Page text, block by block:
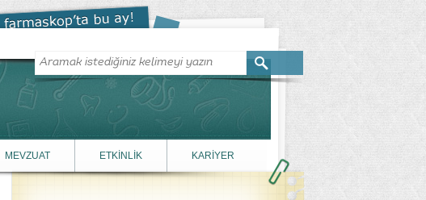
MEVZUAT ETKİNLİK KARİYER